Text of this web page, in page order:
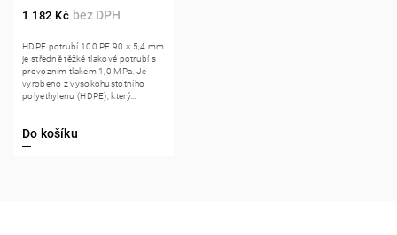
1 182 Kč
Do košíku
HDPE potrubí 100 PE 90 × 5,4 mm
je středně těžké tlakové potrubí s
provozním tlakem 1,0 MPa. Je
vyrobeno z vysokohustotního
polyethylenu (HDPE), který...